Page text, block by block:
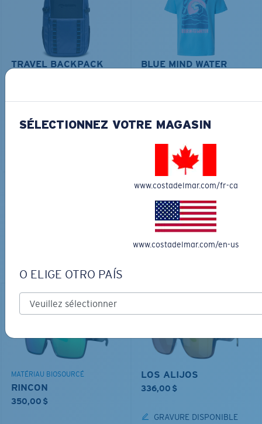
TRAVEL BACKPACK
LES PLUS RECHERCHÉES
BLUE MIND WATER
PANIER
COURONNEZ VOTRE AVENTURE
AVEC LES LUNETTES DE SOLEIL
PARFAITES
sur l’eau
MATÉRIAU BIOSOURCÉ
RINCON
350,00 $
LOS ALIJOS
336,00 $
GRAVURE DISPONIBLE
SÉLECTIONNEZ VOTRE MAGASIN
www.costadelmar.com/fr-ca
www.costadelmar.com/en-us
O ELIGE OTRO PAÍS